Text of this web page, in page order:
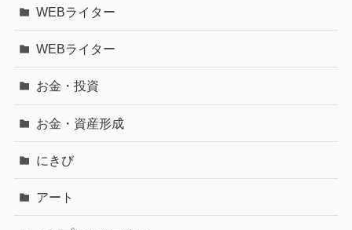
WEBライター
WEBライター
お金・投資
お金・資産形成
にきび
アート